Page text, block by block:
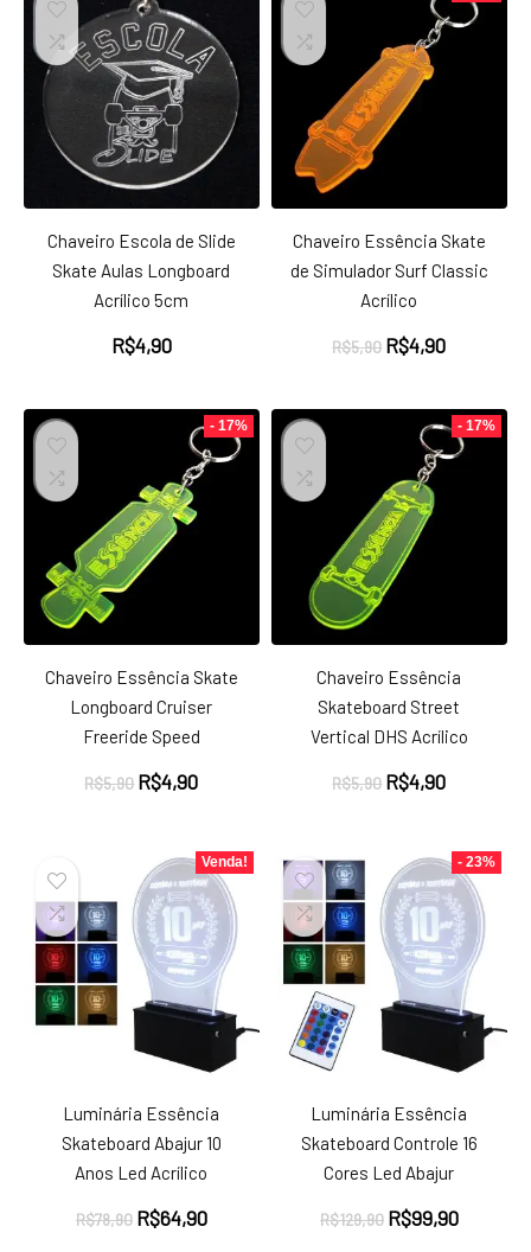
Chaveiro Escola de Slide
Skate Aulas Longboard
Acrílico 5cm
R$4,90
Chaveiro Essência Skate
de Simulador Surf Classic
Acrílico
R$5,90 O
era:
R$5,90.
R$4,90O
é:
R$4,90.
- 17%
Chaveiro Essência Skate
Longboard Cruiser
Freeride Speed
R$5,90 O
R$5,90.
R$4,90O
é:
R$4,90.
- 17%
Chaveiro Essência
Skateboard Street
Vertical DHS Acrílico
R$5,90 O
R$5,90.
R$4,90O
é:
R$4,90.
Venda!
Luminária Essência
Skateboard Abajur 10
Anos Led Acrílico
R$78,90 O
R$64,90O
- 23%
Luminária Essência
Skateboard Controle 16
Cores Led Abajur
R$129,90 O
R$99,90O